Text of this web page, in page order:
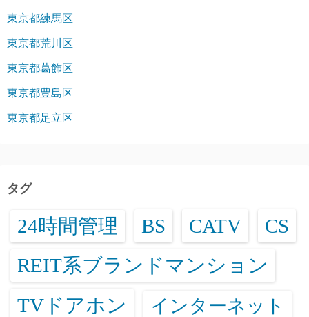
東京都練馬区
東京都荒川区
東京都葛飾区
東京都豊島区
東京都足立区
タグ
24時間管理 BS CATV CS
REIT系ブランドマンション
TVドアホン インターネット